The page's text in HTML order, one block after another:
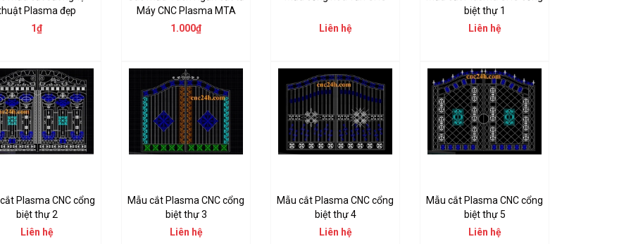
Plasma đẹp
1₫
Máy CNC Plasma MTA
1.000₫
Liên hệ
biệt thự 1
Liên hệ
Plasma CNC cổng
biệt thự 2
Liên hệ
Mẫu cắt Plasma CNC cổng
biệt thự 3
Liên hệ
Mẫu cắt Plasma CNC cổng
biệt thự 4
Liên hệ
Mẫu cắt Plasma CNC cổng
biệt thự 5
Liên hệ